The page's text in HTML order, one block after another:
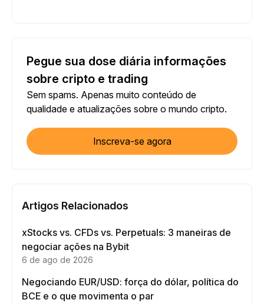
Pegue sua dose diária informações
sobre cripto e trading
Sem spams. Apenas muito conteúdo de
qualidade e atualizações sobre o mundo cripto.
Inscreva-se agora
Artigos Relacionados
xStocks vs. CFDs vs. Perpetuals: 3 maneiras de
negociar ações na Bybit
6 de ago de 2026
Negociando EUR/USD: força do dólar, política do
BCE e o que movimenta o par